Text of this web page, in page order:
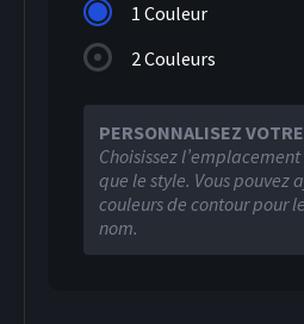
1 Couleur
2 Couleurs
PERSONNALISEZ
Choisissez
que le style. Vous pouvez
couleurs de contour pour
nom.